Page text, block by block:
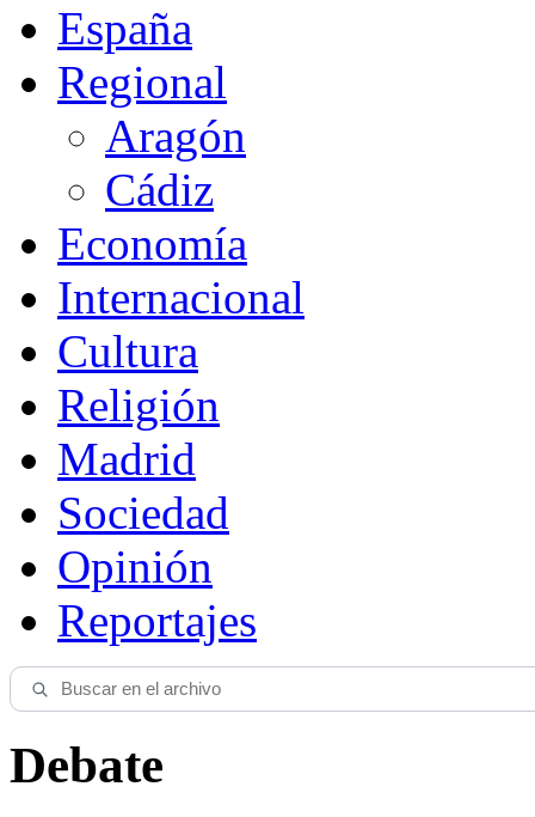
España
Regional
Aragón
Cádiz
Economía
Internacional
Cultura
Religión
Madrid
Sociedad
Opinión
Reportajes
Debate